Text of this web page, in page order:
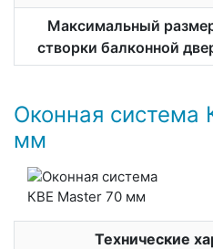
Максимальный
створки балконной
Оконная система
мм
Технические